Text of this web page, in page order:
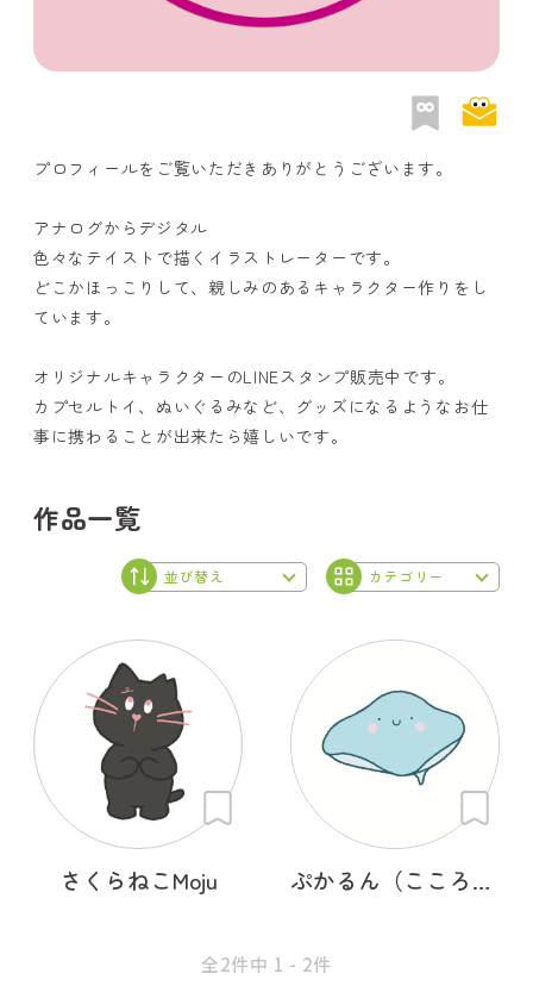
プロフィールをご覧いただきありがとうございます。
アナログからデジタル
色々なテイストで描くイラストレーターです。
どこかほっこりして、親しみのあるキャラクター作りをし
ています。
オリジナルキャラクターのLINEスタンプ販売中です。
カプセルトイ、ぬいぐるみなど、グッズになるようなお仕
事に携わることが出来たら嬉しいです。
作品一覧
さくらねこMoju ぷかるん（こころの海を旅するエイ）
全2件中 1 - 2件